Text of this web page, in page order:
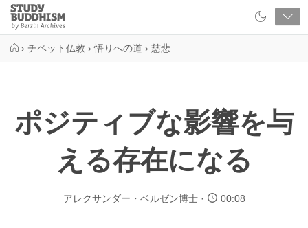
Close
Study
Buddhism
› チベット仏教 ›悟りへの道 › 慈悲
ポジティブな影響を与
える存在になる
アレクサンダー・ベルゼン博士 00:08